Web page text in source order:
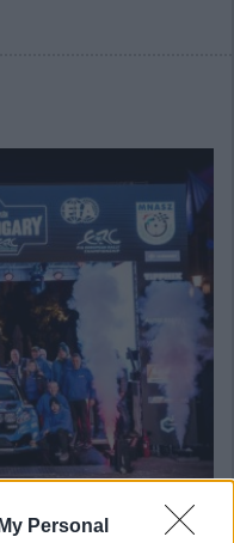
Personal
ERC-futam 2022-es
december 15-én